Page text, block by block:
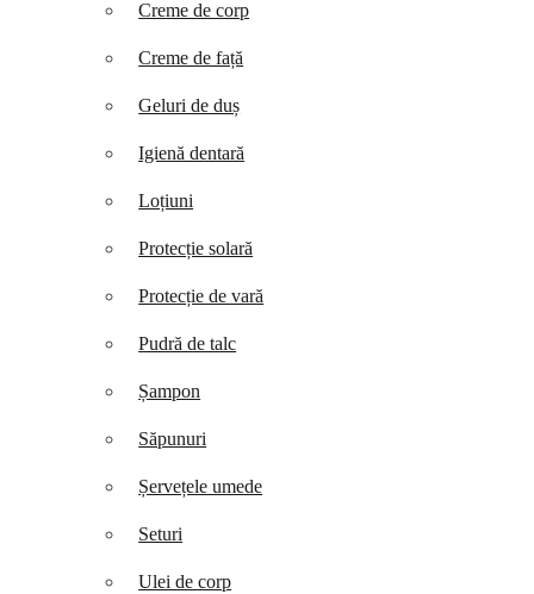
Creme de corp
Creme de față
Geluri de duș
Igienă dentară
Loțiuni
Protecție solară
Protecție de vară
Pudră de talc
Șampon
Săpunuri
Șervețele umede
Seturi
Ulei de corp